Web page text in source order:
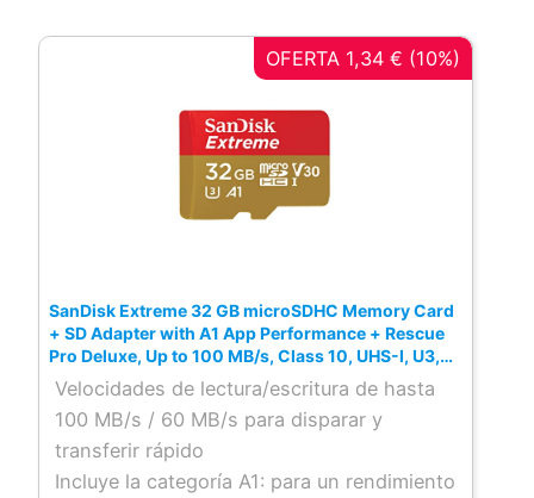
OFERTA 1,34 € (10%)
SanDisk Extreme 32 GB microSDHC Memory Card
+ SD Adapter with A1 App Performance + Rescue
Pro Deluxe, Up to 100 MB/s, Class 10, UHS-I, U3,
V30, Red/Gold
Velocidades de lectura/escritura de hasta
100 MB/s / 60 MB/s para disparar y
transferir rápido
Incluye la categoría A1: para un rendimiento